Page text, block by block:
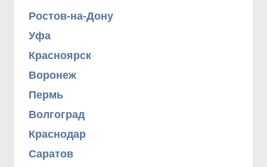
Ростов-на-Дону
Уфа
Красноярск
Воронеж
Пермь
Волгоград
Краснодар
Саратов